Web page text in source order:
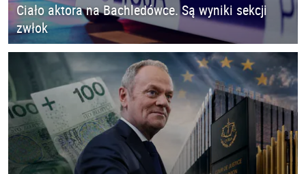
Ciało aktora na Bachledówce. Są wyniki sekcji
zwłok